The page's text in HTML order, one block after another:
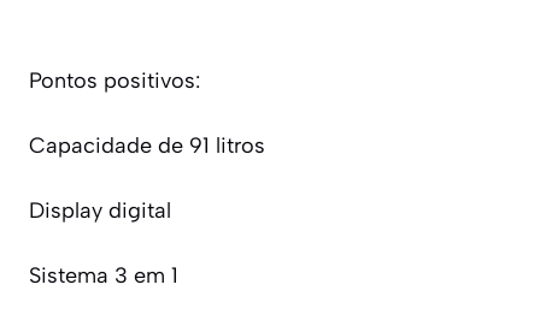
Pontos positivos:
Capacidade de 91 litros
Display digital
Sistema 3 em 1